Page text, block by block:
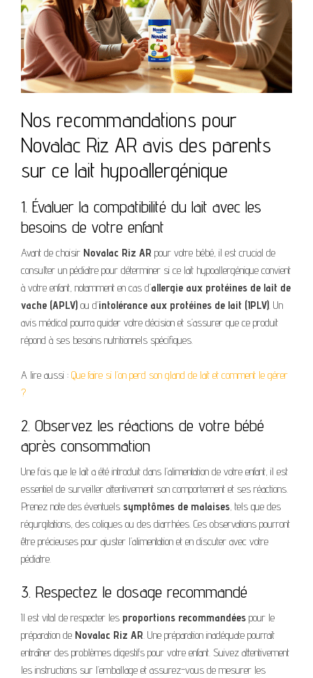
Nos recommandations pour
Novalac Riz AR avis des parents
sur ce lait hypoallergénique
1. Évaluer la compatibilité du lait avec les
besoins de votre enfant
Avant de choisir Novalac Riz AR pour votre bébé, il est crucial de
consulter un pédiatre pour déterminer si ce lait hypoallergénique convient
à votre enfant, notamment en cas d’allergie aux protéines de lait de
vache (APLV) ou d’intolérance aux protéines de lait (IPLV). Un
avis médical pourra guider votre décision et s’assurer que ce produit
répond à ses besoins nutritionnels spécifiques.
A lire aussi : Que faire si l’on perd son gland de lait et comment le gérer
?
2. Observez les réactions de votre bébé
après consommation
Une fois que le lait a été introduit dans l’alimentation de votre enfant, il est
essentiel de surveiller attentivement son comportement et ses réactions.
Prenez note des éventuels symptômes de malaises, tels que des
régurgitations, des coliques ou des diarrhées. Ces observations pourront
être précieuses pour ajuster l’alimentation et en discuter avec votre
pédiatre.
3. Respectez le dosage recommandé
Il est vital de respecter les proportions recommandées pour le
préparation de Novalac Riz AR. Une préparation inadéquate pourrait
entraîner des problèmes digestifs pour votre enfant. Suivez attentivement
les instructions sur l’emballage et assurez-vous de mesurer les